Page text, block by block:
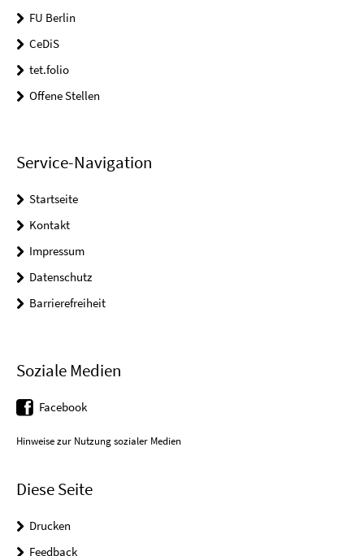
FU Berlin
CeDiS
tet.folio
Offene Stellen
Service-Navigation
Startseite
Kontakt
Impressum
Datenschutz
Barrierefreiheit
Soziale Medien
Facebook
Hinweise zur Nutzung sozialer Medien
Diese Seite
Drucken
Feedback